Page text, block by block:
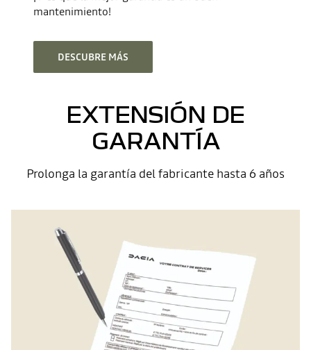
mantenimiento!
DESCUBRE MÁS
EXTENSIÓN DE
GARANTÍA
Prolonga la garantía del fabricante hasta 6 años